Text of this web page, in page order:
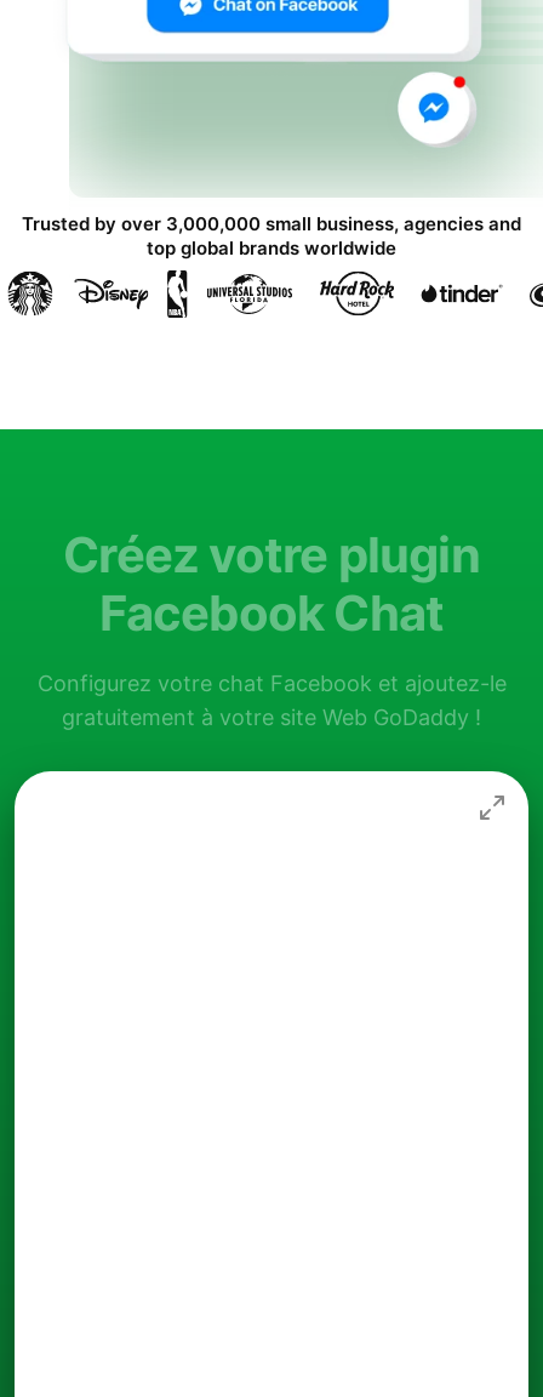
Trusted by over 3,000,000 small business, agencies and
top global brands worldwide
Créez votre plugin
Facebook Chat
Configurez votre chat Facebook et ajoutez-le
gratuitement à votre site Web GoDaddy !